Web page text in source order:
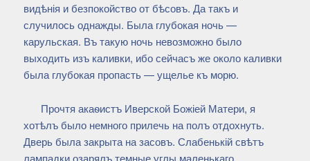
видѣнія и безпокойство от бѣсовъ. Да такъ и
случилось однажды. Была глубокая ночь —
карульская. Въ такую ночь невозможно было
выходить изъ каливки, ибо сейчасъ же около каливки
была глубокая пропасть — ущелье къ морю.
Прочтя акаѳистъ Иверской Божіей Матери, я
хотѣлъ было немного прилечь на полъ отдохнуть.
Дверь была закрыта на засовъ. Слабенькій свѣтъ
лампадки озарялъ темные углы маленькаго